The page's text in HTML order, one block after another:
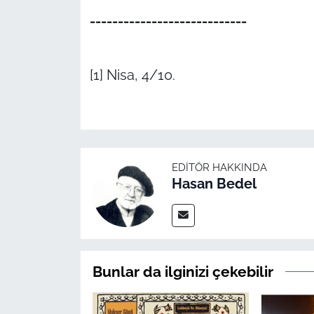
----------------------------
[1] Nisa, 4/10.
EDITÖR HAKKINDA
Hasan Bedel
Bunlar da ilginizi çekebilir